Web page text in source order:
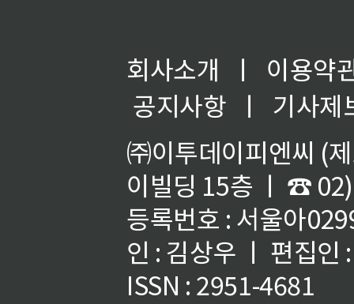
회사소개 ㅣ
이용약
공지사항
ㅣ
기사제
㈜이투데이피엔씨 (
이빌딩 15층 ㅣ ☎
등록번호 : 서울아
인 : 김상우 ㅣ 편집인
ISSN : 2951-4681